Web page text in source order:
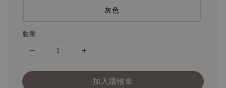
灰色
數量
加入購物車